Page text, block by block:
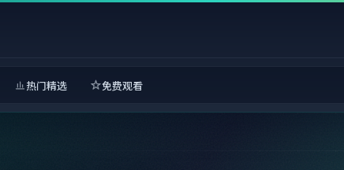
热门精选 免费观看